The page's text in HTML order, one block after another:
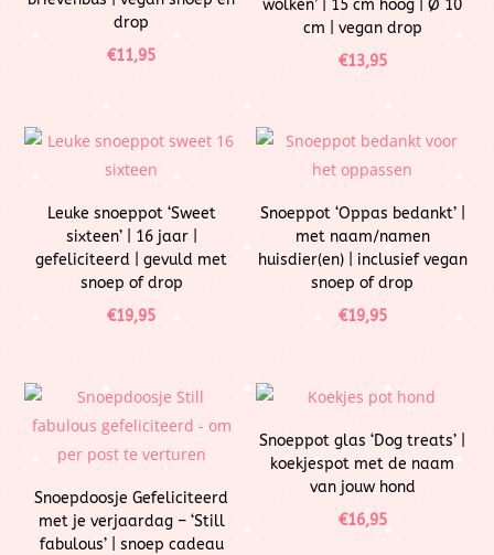
drop
€11,95
wolken’ | 15 cm hoog | Ø 10
cm | vegan drop
€13,95
Leuke snoeppot ‘Sweet
sixteen’ | 16 jaar |
gefeliciteerd | gevuld met
snoep of drop
€19,95
Snoeppot ‘Oppas bedankt’ |
met naam/namen
huisdier(en) | inclusief vegan
snoep of drop
€19,95
Snoepdoosje Gefeliciteerd
met je verjaardag – ‘Still
fabulous’ | snoep cadeau
Snoeppot glas ‘Dog treats’ |
koekjespot met de naam
van jouw hond
€16,95